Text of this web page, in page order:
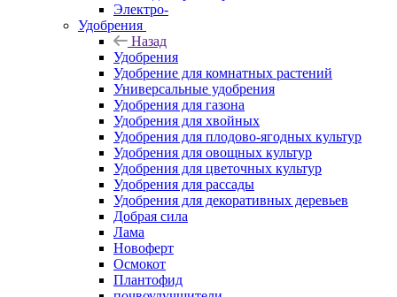
Электро-
Удобрения
Назад
Удобрения
Удобрение для комнатных растений
Универсальные удобрения
Удобрения для газона
Удобрения для хвойных
Удобрения для плодово-ягодных культур
Удобрения для овощных культур
Удобрения для цветочных культур
Удобрения для рассады
Удобрения для декоративных деревьев
Добрая сила
Лама
Новоферт
Осмокот
Плантофид